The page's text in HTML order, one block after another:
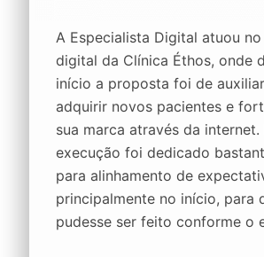
A Especialista Digital atuou
digital da Clínica Éthos, onde
início a proposta foi de
adquirir novos pacientes e
sua marca através da internet.
execução foi dedicado
para alinhamento de
principalmente no início, para
pudesse ser feito conforme o